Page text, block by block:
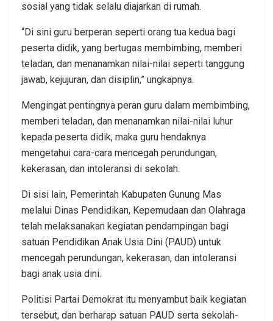
sosial yang tidak selalu diajarkan di rumah.
“Di sini guru berperan seperti orang tua kedua bagi
peserta didik, yang bertugas membimbing, memberi
teladan, dan menanamkan nilai-nilai seperti tanggung
jawab, kejujuran, dan disiplin,” ungkapnya.
Mengingat pentingnya peran guru dalam membimbing,
memberi teladan, dan menanamkan nilai-nilai luhur
kepada peserta didik, maka guru hendaknya
mengetahui cara-cara mencegah perundungan,
kekerasan, dan intoleransi di sekolah.
Di sisi lain, Pemerintah Kabupaten Gunung Mas
melalui Dinas Pendidikan, Kepemudaan dan Olahraga
telah melaksanakan kegiatan pendampingan bagi
satuan Pendidikan Anak Usia Dini (PAUD) untuk
mencegah perundungan, kekerasan, dan intoleransi
bagi anak usia dini.
Politisi Partai Demokrat itu menyambut baik kegiatan
tersebut, dan berharap satuan PAUD serta sekolah-